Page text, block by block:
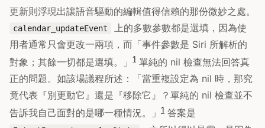
更新則浮現出讓語音驅動的編輯值得信賴的那份微妙之處。
calendar_updateEvent
上的多數參數都是選填，因為使
用者通常只會更改一兩項，而「事件參數是 Siri 所解析的
對象；其餘一切都是選填。」 1 單純的 nil 檢查無法回答真
正的問題。如該場議程所述：「當重複設定為 nil 時，那究
竟代表『別更動它』還是『移除它』？單純的 nil 檢查並不
告訴我自己面對的是哪一種情況。」 1 答案是